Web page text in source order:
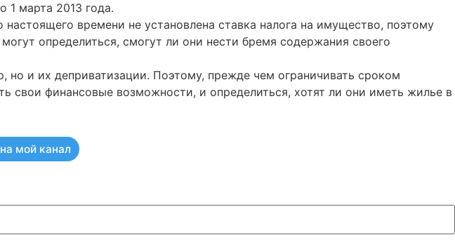
1 марта 2013 года.
времени не установлена ставка налога на имущество, поэтому
определиться, смогут ли они нести бремя содержания своего
но и их деприватизации. Поэтому, прежде чем ограничивать сроком
свои финансовые возможности, и определиться, хотят ли они иметь жилье в
мой канал